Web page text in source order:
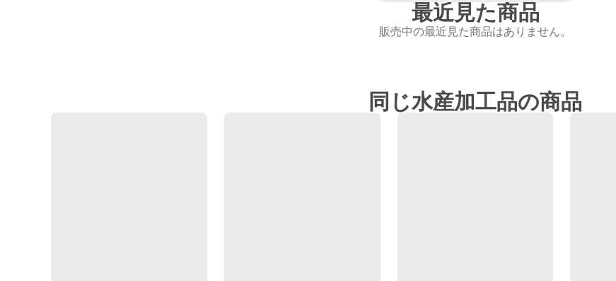
最近見た商品
販売中の最近見た商品はありません。
同じ水産加工品の商品